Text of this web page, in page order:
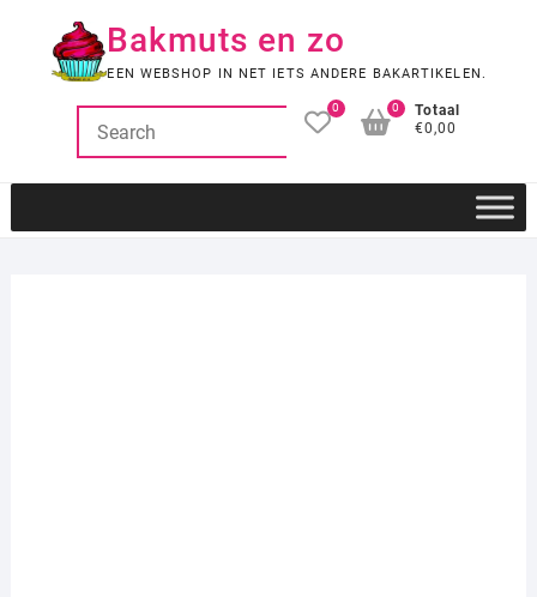
Bakmuts en zo
EEN WEBSHOP IN NET IETS ANDERE BAKARTIKELEN.
0
Totaal
€0,00
0